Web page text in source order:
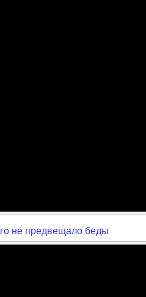
не предвещало беды